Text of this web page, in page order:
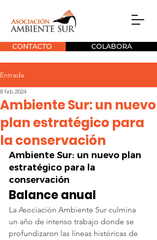
CONTACTO COLABORA
Entrada
Ambiente Sur: un nuevo
plan estratégico para
la conservación
8 feb 2024
Ambiente Sur: un nuevo plan
estratégico para la
conservación
Balance anual
La Asociación Ambiente Sur culmina
un año de intenso trabajo donde se
profundizaron las líneas históricas de